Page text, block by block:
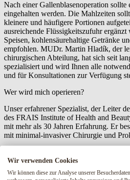
Nach einer Gallenblasenoperation sollte
eingehalten werden. Die Mahlzeiten
kleinere und häufigere Portionen
ausreichende Flüssigkeitszufuhr
Speisen, kohlensäurehaltige Getränke
empfohlen. MUDr. Martin Hladík, der
chirurgischen Abteilung, hat sich seit
spezialisiert und wird Ihnen alle
und für Konsultationen zur Verfügung
Wer wird mich operieren?
Unser erfahrener Spezialist, der Leiter
des FRAIS Institute of Health and
mit mehr als 30 Jahren Erfahrung. Er
mit minimal-invasiver Chirurgie und
Sind Sie an unseren
Wir verwenden Cookies
Wir können diese zur Analyse unserer